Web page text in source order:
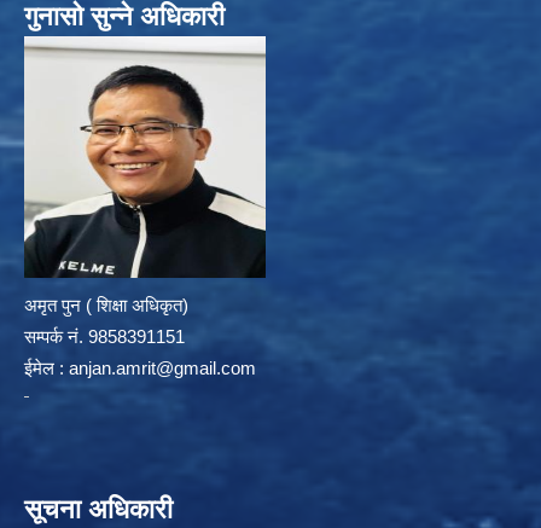
गुनासो सुन्ने अधिकारी
अमृत पुन ( शिक्षा अधिकृत)
सम्पर्क न‌ं. 9858391151
ईमेल : anjan.amrit@gmail.com
सूचना अधिकारी